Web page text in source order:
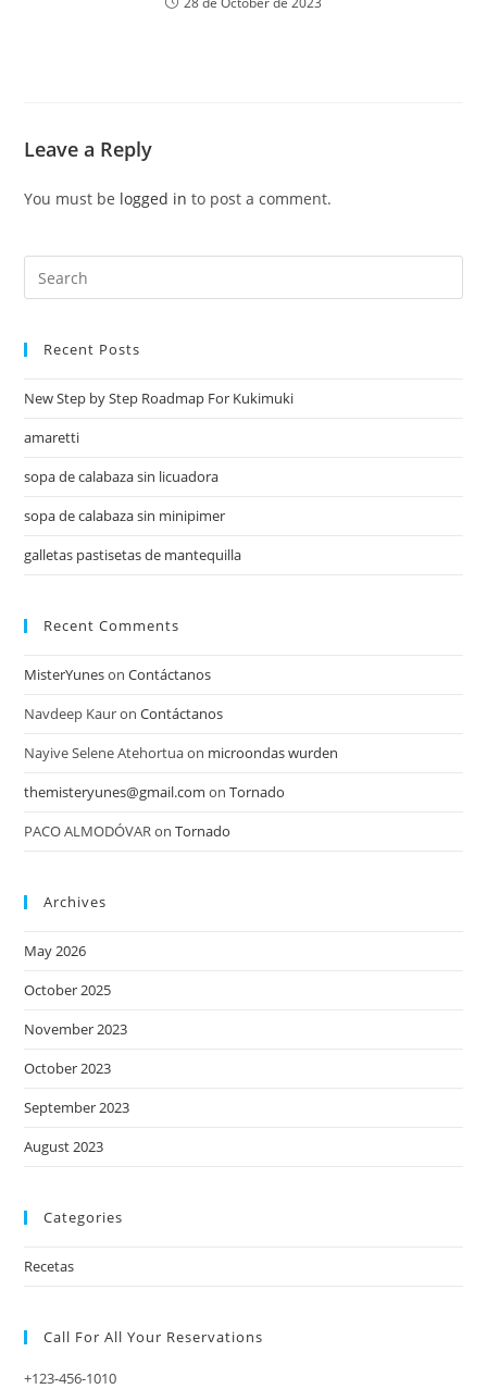
Leave a Reply
You must be logged in to post a comment.
Recent Posts
New Step by Step Roadmap For Kukimuki
amaretti
sopa de calabaza sin licuadora
sopa de calabaza sin minipimer
galletas pastisetas de mantequilla
Recent Comments
MisterYunesonContáctanos
Navdeep KauronContáctanos
Nayive Selene Atehortuaon microondas wurden
themisteryunes@gmail.com onTornado
PACO ALMODÓVARonTornado
Archives
May 2026
October 2025
November 2023
October 2023
September 2023
August 2023
Categories
Recetas
Call For All Your​ Reservations
+123-456-1010